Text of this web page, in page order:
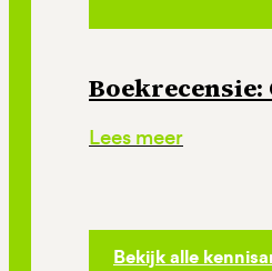
Lees meer
Bekijk alle